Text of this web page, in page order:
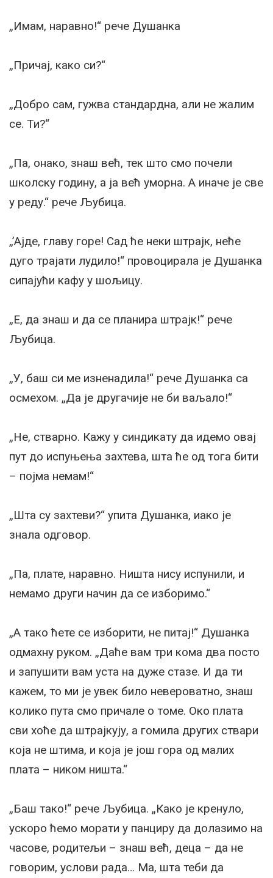
„Имам, наравно!“ рече Душанка
„Причај, како си?“
„Добро сам, гужва стандардна, али не жалим
се. Ти?“
„Па, онако, знаш већ, тек што смо почели
школску годину, а ја већ уморна. А иначе је све
у реду.“ рече Љубица.
„’Ајде, главу горе! Сад ће неки штрајк, неће
дуго трајати лудило!“ провоцирала је Душанка
сипајући кафу у шољицу.
„Е, да знаш и да се планира штрајк!“ рече
Љубица.
„У, баш си ме изненадила!“ рече Душанка са
осмехом. „Да је другачије не би ваљало!“
„Не, стварно. Кажу у синдикату да идемо овај
пут до испуњења захтева, шта ће од тога бити
– појма немам!“
„Шта су захтеви?“ упита Душанка, иако је
знала одговор.
„Па, плате, наравно. Ништа нису испунили, и
немамо други начин да се изборимо.“
„А тако ћете се изборити, не питај!“ Душанка
одмахну руком. „Даће вам три кома два посто
и запушити вам уста на дуже стазе. И да ти
кажем, то ми је увек било невероватно, знаш
колико пута смо причале о томе. Око плата
сви хоће да штрајкују, а гомила других ствари
која не штима, и која је још гора од малих
плата – ником ништа.“
„Баш тако!“ рече Љубица. „Како је кренуло,
ускоро ћемо морати у панциру да долазимо на
часове, родитељи – знаш већ, деца – да не
говорим, услови рада… Ма, шта теби да